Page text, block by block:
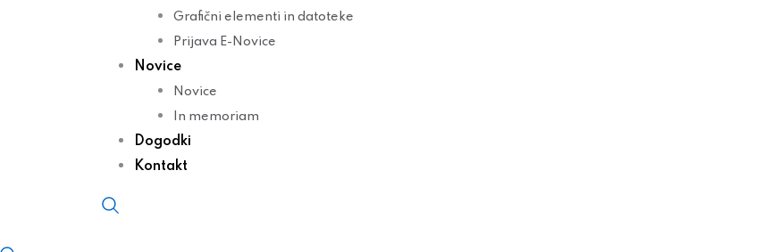
Grafični elementi in datoteke
Prijava E-Novice
Novice
Novice
In memoriam
Dogodki
Kontakt